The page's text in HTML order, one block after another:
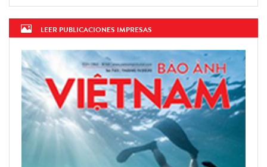
LEER PUBLICACIONES IMPRESAS